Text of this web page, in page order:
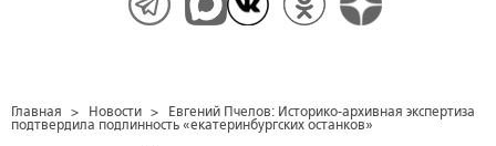
Главная > Новости >
Евгений Пчелов: Историко-архивная экспертиза
подтвердила подлинность «екатеринбургских останков»